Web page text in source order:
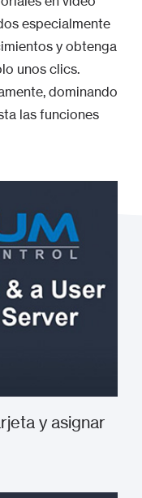
especialmente
y obtenga
unos clics.
dominando
las funciones
y asignar